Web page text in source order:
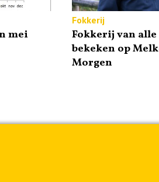
mei
Fokkerij
Fokkerij van
bekeken op
Morgen